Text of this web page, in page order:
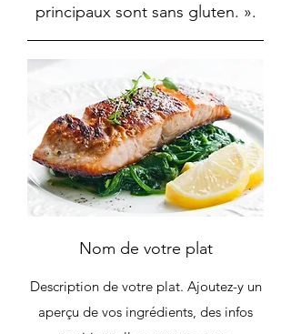
principaux sont sans gluten. ».
Nom de votre plat
Description de votre plat. Ajoutez-y un
aperçu de vos ingrédients, des infos